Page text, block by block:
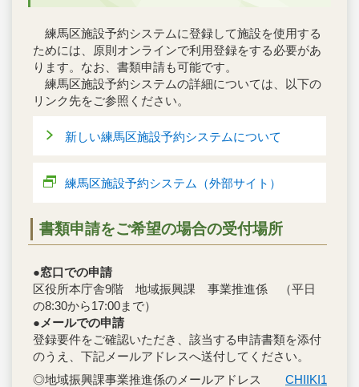
練馬区施設予約システムに登録して施設を使用する
ためには、原則オンラインで利用登録をする必要があ
ります。なお、書類申請も可能です。
練馬区施設予約システムの詳細については、以下の
リンク先をご参照ください。
新しい練馬区施設予約システムについて
練馬区施設予約システム（外部サイト）
書類申請をご希望の場合の受付場所
●窓口での申請
区役所本庁舎9階 地域振興課 事業推進係 （平日
の8:30から17:00まで）
●メールでの申請
登録要件をご確認いただき、該当する申請書類を添付
のうえ、下記メールアドレスへ送付してください。
◎地域振興課事業推進係のメールアドレス CHIIKI1